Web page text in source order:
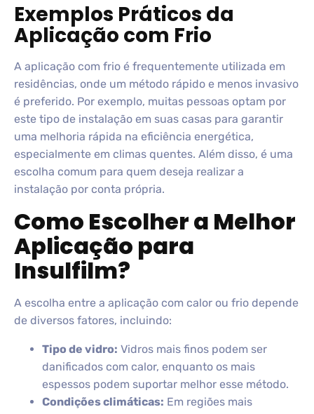
Exemplos Práticos da
Aplicação com Frio
A aplicação com frio é frequentemente utilizada em
residências, onde um método rápido e menos invasivo
é preferido. Por exemplo, muitas pessoas optam por
este tipo de instalação em suas casas para garantir
uma melhoria rápida na eficiência energética,
especialmente em climas quentes. Além disso, é uma
escolha comum para quem deseja realizar a
instalação por conta própria.
Como Escolher a Melhor
Aplicação para
Insulfilm?
A escolha entre a aplicação com calor ou frio depende
de diversos fatores, incluindo:
Tipo de vidro: Vidros mais finos podem ser
danificados com calor, enquanto os mais
espessos podem suportar melhor esse método.
Condições climáticas: Em regiões mais